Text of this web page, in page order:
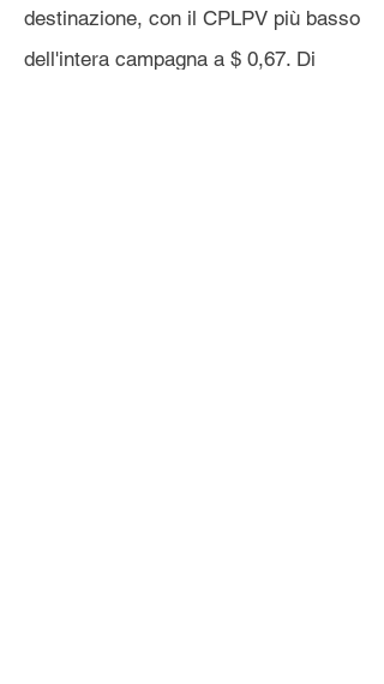
destinazione, con il CPLPV più basso
dell'intera campagna a $ 0,67. Di